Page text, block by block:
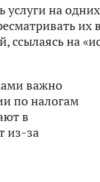
услуги на
их
ссылаясь на
важно
по налогам
в
из-за